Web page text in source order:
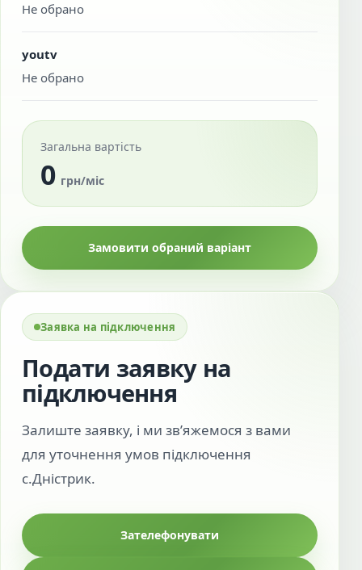
Не обрано
youtv
Не обрано
Загальна вартість
0 грн/міс
Замовити обраний варіант
Заявка на підключення
Подати заявку на
підключення
Залиште заявку, і ми зв’яжемося з вами
для уточнення умов підключення
с.Дністрик.
Зателефонувати